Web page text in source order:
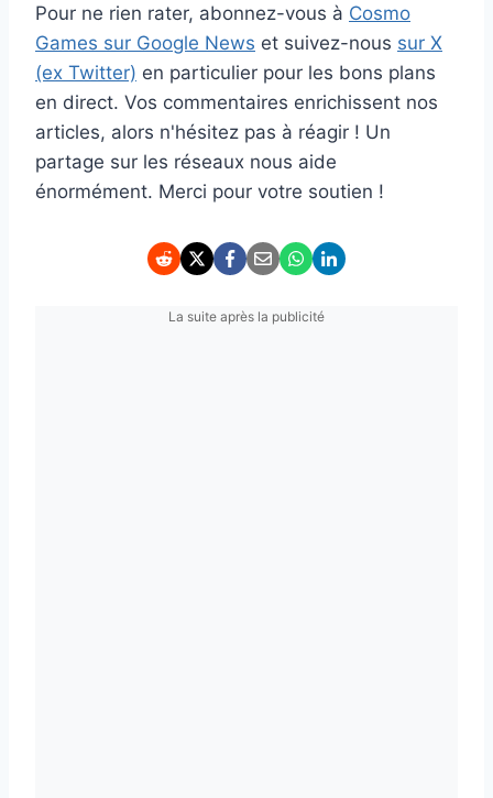
Pour ne rien rater, abonnez-vous à Cosmo
Games sur Google News et suivez-nous sur X
(ex Twitter) en particulier pour les bons plans
en direct. Vos commentaires enrichissent nos
articles, alors n'hésitez pas à réagir ! Un
partage sur les réseaux nous aide
énormément. Merci pour votre soutien !
La suite après la publicité